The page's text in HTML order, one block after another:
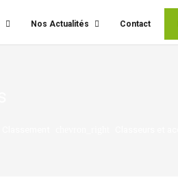
Nos Actualités Contact